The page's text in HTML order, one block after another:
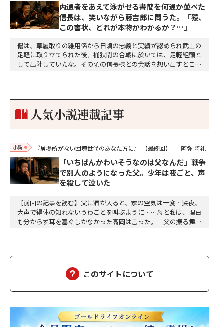
内通者をあえて泳がせる――書簡を何通か並べた
信長は、笑いながら藤吉郎に問うた。「猿、
この書状、どれが本物かわかるか？…」
儂は、草履取りの雑用係から日頃の忠義と実績が認められ武士の
足軽に取り立てられた後、桶狭間の合戦に於いては、足軽組頭と
して出陣していたな。その頃の信長様との会話を想い出すとこん
り。どうして勝てたのか、未だにわかりません。…
人気小説連載記事
小説 『居場所がない団塊世代のあなた方に』 【最終回】 阿弥 阿礼
「いちばんかわいそうなのは父なんだ」戦争
で別人のようになった父。少年は夜ごと、声
を殺して泣いた
【前回の記事を読む】父に酒が入ると、家の空気は一変…深夜、
大声で得体の知れないうわごとを叫ぶように……母と私は、理由
も分からず耳を塞ぐしかなかった高岡は言った。「父の振る舞い
あるし、冷たい白く光を放つ星もある。星々は北極星を中…
このサイトについて